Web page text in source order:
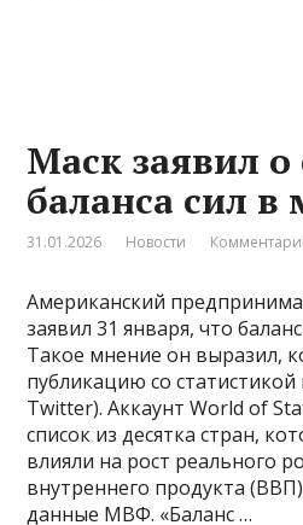
Маск заявил о
баланса сил в
31.01.2026 Новости
Американский
заявил 31 января, что
Такое мнение он выразил,
публикацию со
Twitter). Аккаунт World of
список из десятка стран,
влияли на рост реального
внутреннего продукта
данные МВФ. «Баланс …